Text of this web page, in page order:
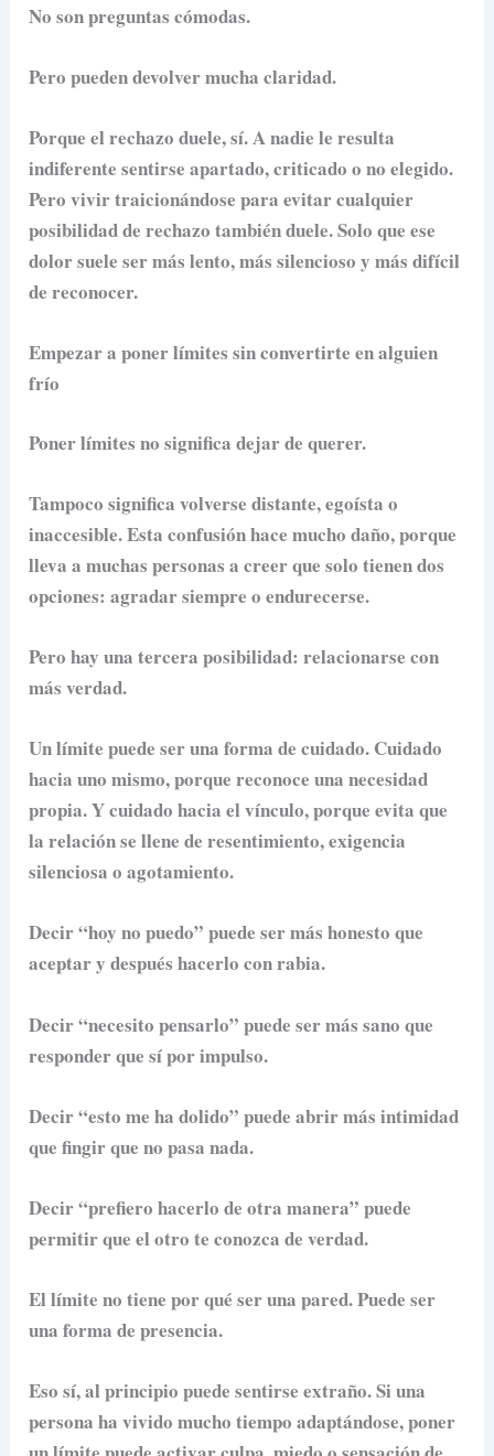
No son preguntas cómodas.
Pero pueden devolver mucha claridad.
Porque el rechazo duele, sí. A nadie le resulta
indiferente sentirse apartado, criticado o no elegido.
Pero vivir traicionándose para evitar cualquier
posibilidad de rechazo también duele. Solo que ese
dolor suele ser más lento, más silencioso y más difícil
de reconocer.
Empezar a poner límites sin convertirte en alguien
frío
Poner límites no significa dejar de querer.
Tampoco significa volverse distante, egoísta o
inaccesible. Esta confusión hace mucho daño, porque
lleva a muchas personas a creer que solo tienen dos
opciones: agradar siempre o endurecerse.
Pero hay una tercera posibilidad: relacionarse con
más verdad.
Un límite puede ser una forma de cuidado. Cuidado
hacia uno mismo, porque reconoce una necesidad
propia. Y cuidado hacia el vínculo, porque evita que
la relación se llene de resentimiento, exigencia
silenciosa o agotamiento.
Decir “hoy no puedo” puede ser más honesto que
aceptar y después hacerlo con rabia.
Decir “necesito pensarlo” puede ser más sano que
responder que sí por impulso.
Decir “esto me ha dolido” puede abrir más intimidad
que fingir que no pasa nada.
Decir “prefiero hacerlo de otra manera” puede
permitir que el otro te conozca de verdad.
El límite no tiene por qué ser una pared. Puede ser
una forma de presencia.
Eso sí, al principio puede sentirse extraño. Si una
persona ha vivido mucho tiempo adaptándose, poner